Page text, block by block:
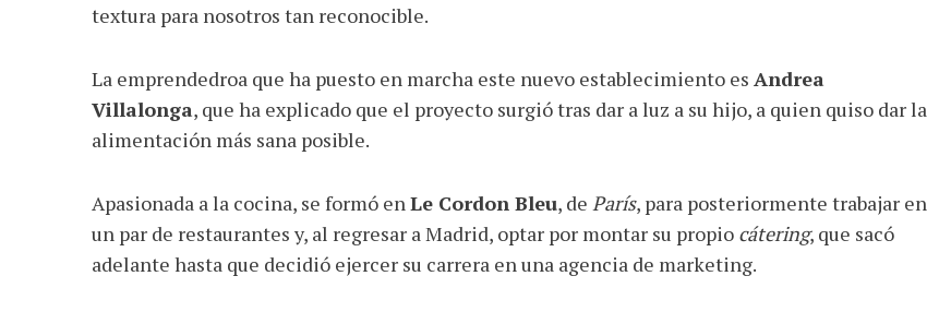
textura para nosotros tan reconocible.
La emprendedroa que ha puesto en marcha este nuevo establecimiento es Andrea
Villalonga, que ha explicado que el proyecto surgió tras dar a luz a su hijo, a quien quiso dar la
alimentación más sana posible.
Apasionada a la cocina, se formó en Le Cordon Bleu, de París, para posteriormente trabajar en
un par de restaurantes y, al regresar a Madrid, optar por montar su propio cátering, que sacó
adelante hasta que decidió ejercer su carrera en una agencia de marketing.